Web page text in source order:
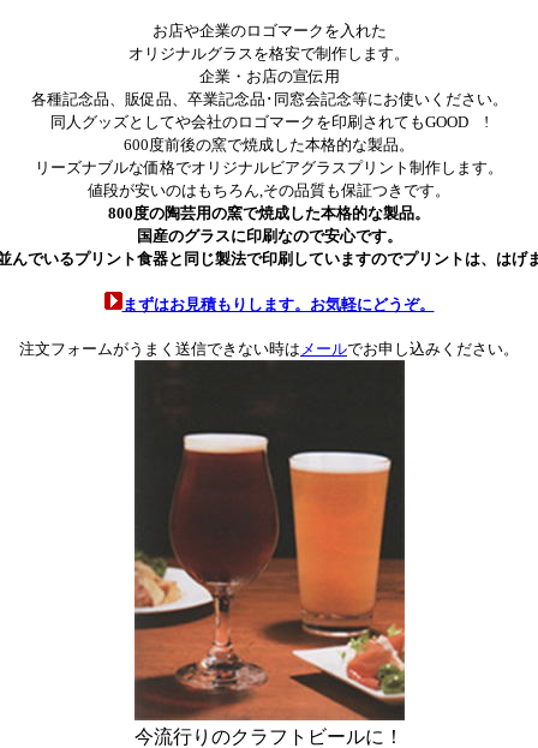
お店や企業のロゴマークを入れた
オリジナルグラスを格安で制作します。
企業・お店の宣伝用
各種記念品、販促品、卒業記念品･同窓会記念等にお使いください。
同人グッズとしてや会社のロゴマークを印刷されてもGOOD !
600度前後の窯で焼成した本格的な製品。
リーズナブルな価格でオリジナルビアグラスプリント制作します。
値段が安いのはもちろん,その品質も保証つきです。
800度の陶芸用の窯で焼成した本格的な製品。
国産のグラスに印刷なので安心です。
んでいるプリント食器と同じ製法で印刷していますのでプリントは、はげ
まずはお見積もりします。お気軽にどうぞ。
注文フォームがうまく送信できない時は メールでお申し込みください。
今流行りのクラフトビールに！